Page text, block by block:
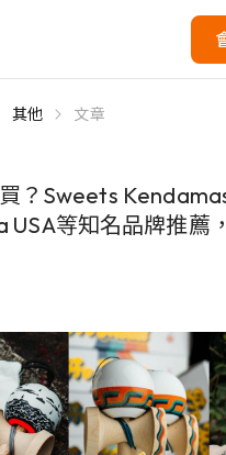
其他 文章
？Sweets
USA等知名品牌推薦